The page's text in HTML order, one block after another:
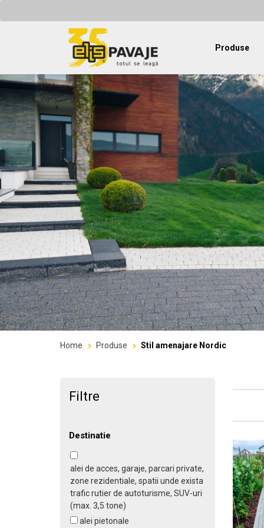
Produse
Home Produse Stil amenajare Nordic
Filtre
Destinatie
alei de acces, garaje, parcari private,
zone rezidentiale, spatii unde exista
trafic rutier de autoturisme, SUV-uri
(max. 3,5 tone)
alei pietonale